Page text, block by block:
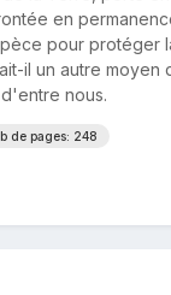
en
pour protéger
il un autre moyen
nous.
de pages: 248